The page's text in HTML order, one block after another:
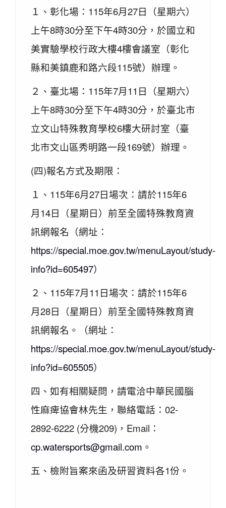
１、彰化場：115年6月27日（星期六）
上午8時30分至下午4時30分，於國立和
美實驗學校行政大樓4樓會議室（彰化
縣和美鎮鹿和路六段115號）辦理。
２、臺北場：115年7月11日（星期六）
上午8時30分至下午4時30分，於臺北市
立文山特殊教育學校6樓大研討室（臺
北市文山區秀明路一段169號）辦理。
(四)報名方式及期限：
１、115年6月27日場次：請於115年6
月14日（星期日）前至全國特殊教育資
訊網報名（網址：
https://special.moe.gov.tw/menuLayout/study-
info?id=605497）
２、115年7月11日場次：請於115年6
月28日（星期日）前至全國特殊教育資
訊網報名。（網址：
https://special.moe.gov.tw/menuLayout/study-
info?id=605505）
四、如有相關疑問，請電洽中華民國腦
性麻痺協會林先生，聯絡電話：02-
2892-6222 (分機209)，Email：
cp.watersports@gmail.com 。
五、檢附旨案來函及研習資料各1份。